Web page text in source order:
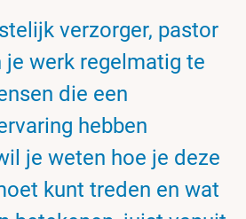
verzorger, pastor
werk regelmatig te
die een
hebben
je weten hoe je deze
kunt treden en wat